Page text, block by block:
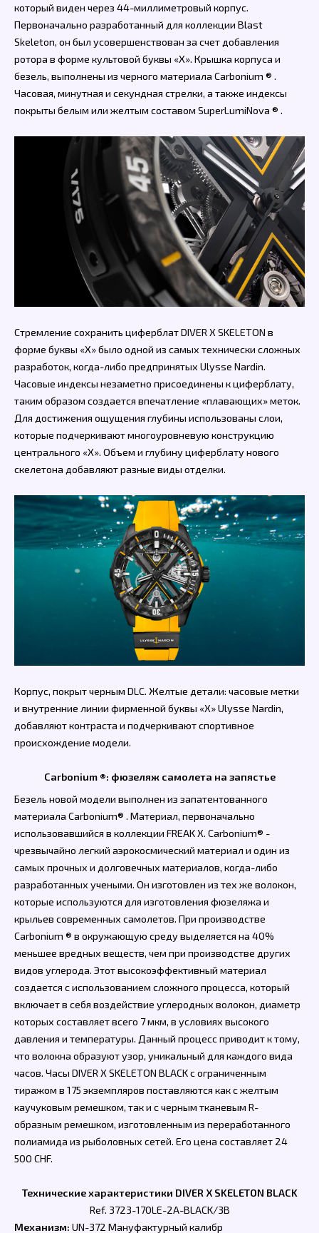
который виден через 44-миллиметровый корпус.
Первоначально разработанный для коллекции Blast
Skeleton, он был усовершенствован за счет добавления
ротора в форме культовой буквы «X». Крышка корпуса и
безель, выполнены из черного материала Carbonium ® .
Часовая, минутная и секундная стрелки, а также индексы
покрыты белым или желтым составом SuperLumiNova ® .
Стремление сохранить циферблат DIVER X SKELETON в
форме буквы «X» было одной из самых технически сложных
разработок, когда-либо предпринятых Ulysse Nardin.
Часовые индексы незаметно присоединены к циферблату,
таким образом создается впечатление «плавающих» меток.
Для достижения ощущения глубины использованы слои,
которые подчеркивают многоуровневую конструкцию
центрального «X». Объем и глубину циферблату нового
скелетона добавляют разные виды отделки.
Корпус, покрыт черным DLC. Желтые детали: часовые метки
и внутренние линии фирменной буквы «X» Ulysse Nardin,
добавляют контраста и подчеркивают спортивное
происхождение модели.
Carbonium ®: фюзеляж самолета на запястье
Безель новой модели выполнен из запатентованного
материала Carbonium® . Материал, первоначально
использовавшийся в коллекции FREAK X. Carbonium® -
чрезвычайно легкий аэрокосмический материал и один из
самых прочных и долговечных материалов, когда-либо
разработанных учеными. Он изготовлен из тех же волокон,
которые используются для изготовления фюзеляжа и
крыльев современных самолетов. При производстве
Carbonium ® в окружающую среду выделяется на 40%
меньшее вредных веществ, чем при производстве других
видов углерода. Этот высокоэффективный материал
создается с использованием сложного процесса, который
включает в себя воздействие углеродных волокон, диаметр
которых составляет всего 7 мкм, в условиях высокого
давления и температуры. Данный процесс приводит к тому,
что волокна образуют узор, уникальный для каждого вида
часов. Часы DIVER X SKELETON BLACK с ограниченным
тиражом в 175 экземпляров поставляются как с желтым
каучуковым ремешком, так и с черным тканевым R-
образным ремешком, изготовленным из переработанного
полиамида из рыболовных сетей. Его цена составляет 24
500 CHF.
Технические характеристики DIVER X SKELETON BLACK
Ref. 3723-170LE-2A-BLACK/3B
Механизм: UN-372 Мануфактурный калибр